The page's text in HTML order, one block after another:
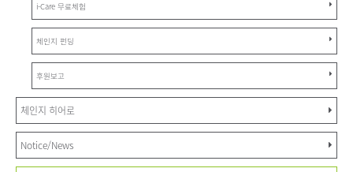
i-Care 무료체험
체인지 펀딩
후원보고
체인지 히어로
Notice/News